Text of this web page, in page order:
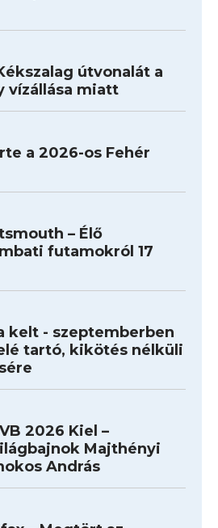
útvonalát a
vízállása miatt
a 2026-os Fehér
– Élő
futamokról 17
kelt - szeptemberben
tartó, kikötés nélküli
2026 Kiel –
Majthényi
András